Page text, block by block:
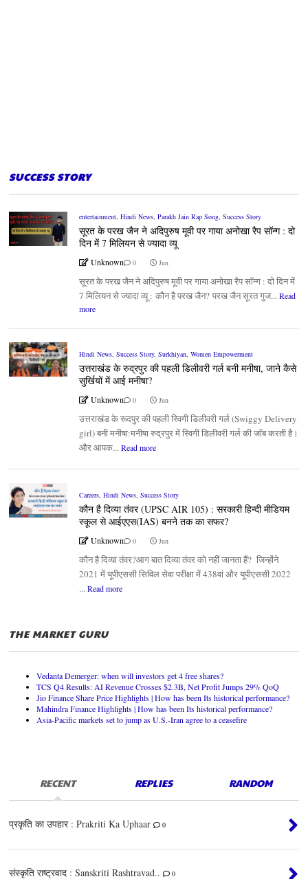
SUCCESS STORY
entertainment, Hindi News, Parakh Jain Rap Song, Success Story
सूरत के परख जैन ने अदिपुरुष मूवी पर गाया अनोखा रैप सॉन्ग : दो
दिन में 7 मिलियन से ज्यादा व्यू
Unknown 0 Jun
सूरत के परख जैन ने अदिपुरुष मूवी पर गाया अनोखा रैप सॉन्ग : दो दिन में
7 मिलियन से ज्यादा व्यू : कौन है परख जैन? परख जैन सूरत गुज... Read
more
Hindi News, Success Story, Surkhiyan, Women Empowerment
उत्तराखंड के रुद्रपुर की पहली डिलीवरी गर्ल बनी मनीषा, जाने कैसे
सुर्खियों में आई मनीषा?
Unknown 0 Jun
उत्तराखंड के रूदपुर की पहली स्विगी डिलीवरी गर्ल (Swiggy Delivery
girl) बनी मनीषा:मनीषा रुद्रपुर में स्विगी डिलीवरी गर्ल की जॉब करती है।
और आपक... Read more
Careers, Hindi News, Success Story
कौन है दिव्या तंवर (UPSC AIR 105) : सरकारी हिन्दी मीडियम
स्कूल से आईएएस(IAS) बनने तक का सफर?
Unknown 0 Jun
कौन है दिव्या तंवर?आग बात दिव्या तंवर को नहीं जानता हैं? जिन्होंने
2021 में यूपीएससी सिविल सेवा परीक्षा में 438वां और यूपीएससी 2022
... Read more
THE MARKET GURU
Vedanta Demerger: when will investors get 4 free shares?
TCS Q4 Results: AI Revenue Crosses $2.3B, Net Profit Jumps 29% QoQ
Jio Finance Share Price Highlights | How has been Its historical performance?
Mahindra Finance Highlights | How has been Its historical performance?
Asia-Pacific markets set to jump as U.S.-Iran agree to a ceasefire
RECENT REPLIES RANDOM
प्रकृति का उपहार : Prakriti Ka Uphaar 0
संस्कृति राष्ट्रवाद : Sanskriti Rashtravad.. 0